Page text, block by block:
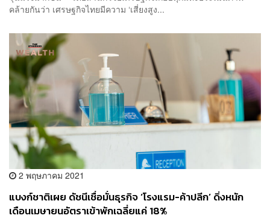
คล้ายกันว่า เศรษฐกิจไทยมีความ ‘เสี่ยงสูง...
2 พฤษภาคม 2021
แบงก์ชาติเผย ดัชนีเชื่อมั่นธุรกิจ ‘โรงแรม-ค้าปลีก’ ดิ่งหนัก
เดือนเมษายนอัตราเข้าพักเฉลี่ยแค่ 18%